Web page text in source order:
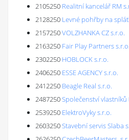
2105250 Realitní kancelář RM
2128250 Levné pohřby na
2157250VOLZHANKA CZ s.r.o.
2163250 Fair Play Partners s.r.o.
2302250 HOBLOCK s.r.o.
2406250 ESSE AGENCY s.r.o.
2412250 Beagle Real s.r.o.
2487250Společenství vlastníků
2539250 ElektroVyky s.r.o.
2603250Stavební servis Slaba